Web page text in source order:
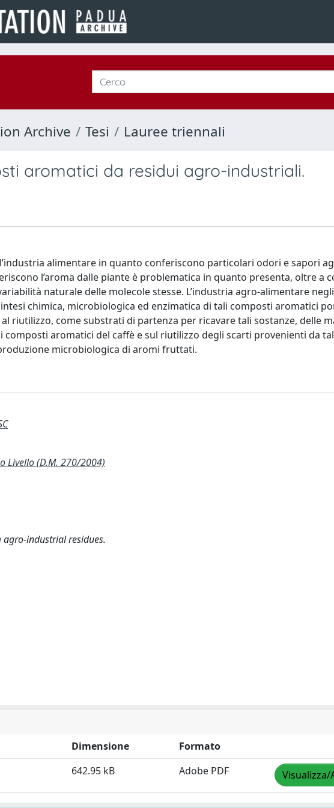
Archive Tesi Lauree triennali
aromatici da residui agro-industriali.
alimentare in quanto conferiscono particolari odori e sapori
l’aroma dalle piante è problematica in quanto presenta, oltre a
naturale delle molecole stesse. L’industria agro-alimentare
chimica, microbiologica ed enzimatica di tali composti aromatici
riutilizzo, come substrati di partenza per ricavare tali sostanze, delle
composti aromatici del caffè e sul riutilizzo degli scarti provenienti da
microbiologica di aromi fruttati.
Livello (D.M. 270/2004)
industrial residues.
Dimensione
Formato
642.95 kB Adobe PDF Visualizza/